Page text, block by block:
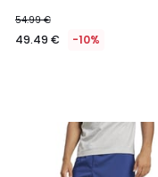
54.99 €
49.49 € -10%